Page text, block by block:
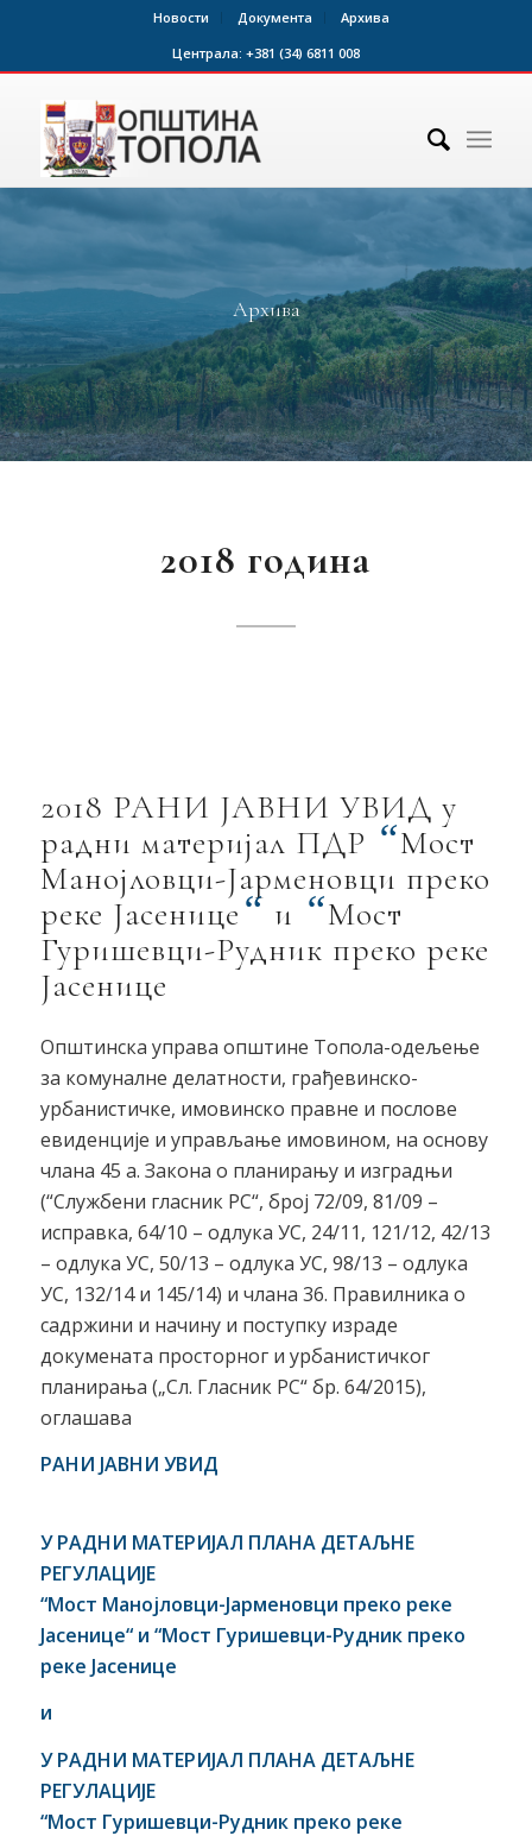
Новости Документа
Архива
Централа: +381 (34) 6811 008
Архива
2018 година
2018 РАНИ ЈАВНИ УВИД у
радни материјал ПДР “Мост
Манојловци-Јарменовци преко
реке Јасенице “ и “Мост
Гуришевци-Рудник преко реке
Јасенице
Општинска управа општине Топола-одељење
за комуналне делатности, грађевинско-
урбанистичке, имовинско правне и послове
евиденције и управљање имовином, на основу
члана 45 а. Закона о планирању и изградњи
(“Службени гласник РС“, број 72/09, 81/09 –
исправка, 64/10 – одлука УС, 24/11, 121/12, 42/13
– одлука УС, 50/13 – одлука УС, 98/13 – одлука
УС, 132/14 и 145/14) и члана 36. Правилника о
садржини и начину и поступку израде
докумената просторног и урбанистичког
планирања („Сл. Гласник РС“ бр. 64/2015),
оглашава
РАНИ ЈАВНИ УВИД
У РАДНИ МАТЕРИЈАЛ ПЛАНАДЕТАЉНЕ
РЕГУЛАЦИЈЕ
“Мост Манојловци-Јарменовци преко реке
Јасенице“ и “Мост Гуришевци-Рудник преко
реке Јасенице
и
У РАДНИ МАТЕРИЈАЛ ПЛАНАДЕТАЉНЕ
РЕГУЛАЦИЈЕ
“Мост Гуришевци-Рудник преко реке